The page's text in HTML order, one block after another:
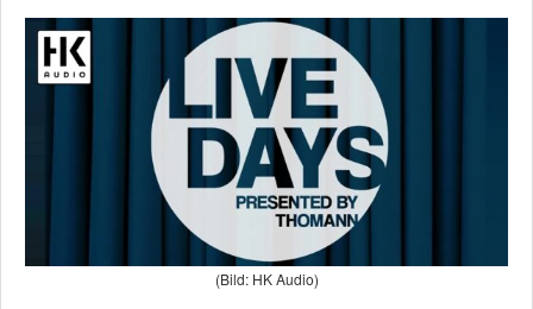
(Bild: HK Audio)